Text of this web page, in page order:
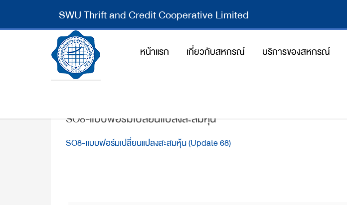
SWU Thrift and Credit Cooperative Limited
หน้าแรก เกี่ยวกับสหกรณ์ บริการของสหกรณ์
SO8-แบบฟอร์มเปลี่ยนแปลงสะสมหุ้น
SO8-แบบฟอร์มเปลี่ยนแปลงสะสมหุ้น (Update 68)